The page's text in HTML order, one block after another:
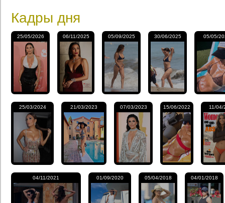
Кадры дня
25/05/2026 06/11/2025 05/09/2025 30/06/2025 05/05/
25/03/2024 21/03/2023 07/03/2023 15/06/2022 11/04/
04/11/2021 01/09/2020 05/04/2018 04/01/2018